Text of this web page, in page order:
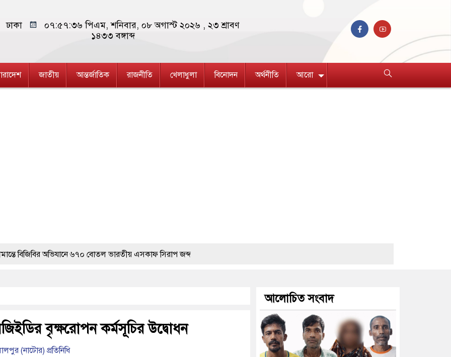
ঢাকা ০৭:৫৭:৩৭ পিএম, শনিবার, ০৮ অগাস্ট ২০২৬ , ২৩ শ্রাবণ
১৪৩৩ বঙ্গাব্দ
জাতীয় আন্তর্জাতিক রাজনীতি খেলাধুলা বিনোদন অর্থনীতি আরো
অভিযানে ৬৭০ বোতল ভারতীয় এসকাফ সিরাপ জব্দ
মাদক জব্দ করলো ১ বিজিবি
মাদক কারবারী গ্রেপ্তার ৪
বৃক্ষরোপন কর্মসূচির উদ্বোধন
(নাটোর) প্রতিনিধি
আলোচিত সংবাদ